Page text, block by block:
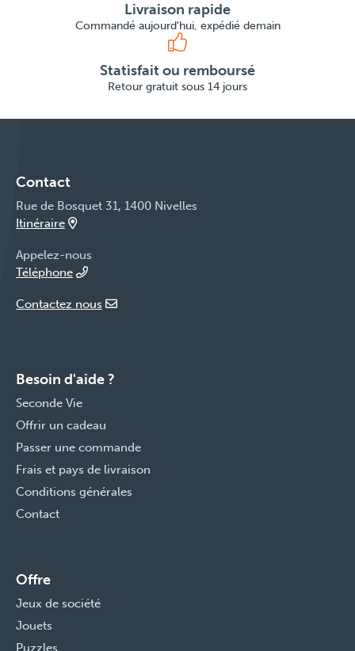
Livraison rapide
Commandé aujourd'hui, expédié demain
Statisfait ou remboursé
Retour gratuit sous 14 jours
Contact
Rue de Bosquet 31, 1400 Nivelles
Itinéraire
Appelez-nous
Téléphone
Contactez nous
Besoin d'aide ?
Seconde Vie
Offrir un cadeau
Passer une commande
Frais et pays de livraison
Conditions générales
Contact
Offre
Jeux de société
Jouets
Puzzles